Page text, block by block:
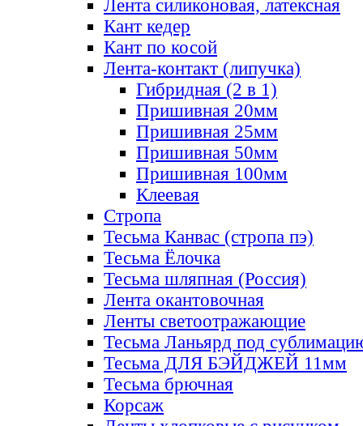
Лента силиконовая, латексная
Кант кедер
Кант по косой
Лента-контакт (липучка)
Гибридная (2 в 1)
Пришивная 20мм
Пришивная 25мм
Пришивная 50мм
Пришивная 100мм
Клеевая
Стропа
Тесьма Канвас (стропа пэ)
Тесьма Ёлочка
Тесьма шляпная (Россия)
Лента окантовочная
Ленты светоотражающие
Тесьма Ланьярд под
Тесьма ДЛЯ БЭЙДЖЕЙ 11мм
Тесьма брючная
Корсаж